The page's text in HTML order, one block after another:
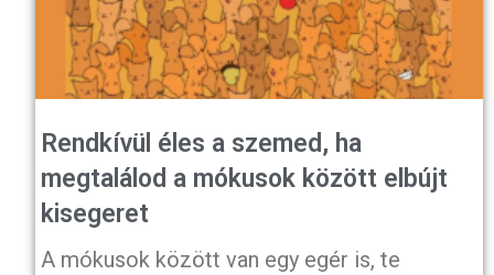
Rendkívül éles a szemed, ha
megtalálod a mókusok között elbújt
kisegeret
A mókusok között van egy egér is, te